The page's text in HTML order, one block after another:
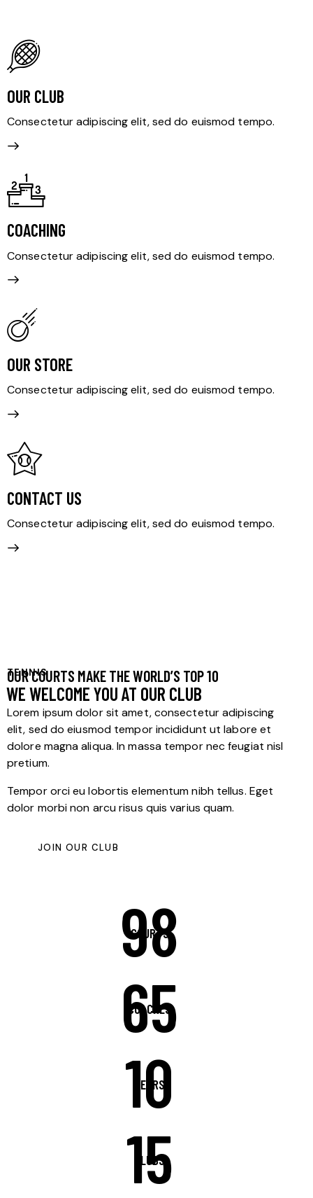
OUR CLUB
Consectetur adipiscing elit, sed do euismod tempo.
COACHING
Consectetur adipiscing elit, sed do euismod tempo.
OUR STORE
Consectetur adipiscing elit, sed do euismod tempo.
CONTACT US
Consectetur adipiscing elit, sed do euismod tempo.
OUR COURTS MAKE THE WORLD’S TOP 10
TENNIS
WE WELCOME YOU AT OUR CLUB
Lorem ipsum dolor sit amet, consectetur adipiscing
elit, sed do eiusmod tempor incididunt ut labore et
dolore magna aliqua. In massa tempor nec feugiat nisl
pretium.
Tempor orci eu lobortis elementum nibh tellus. Eget
dolor morbi non arcu risus quis varius quam.
JOIN OUR CLUB
98
COURTS
65
COACHES
10
YEARS
15
CLUBS